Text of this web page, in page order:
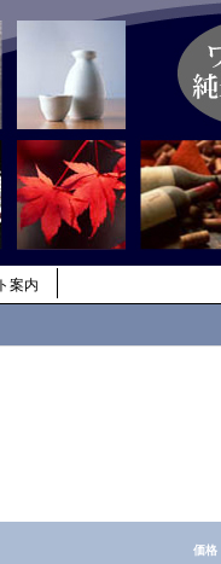
案内
価格